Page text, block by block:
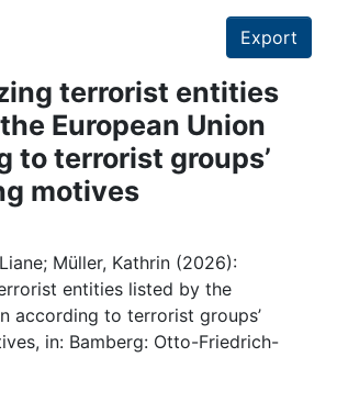
Export
terrorist entities
European Union
to terrorist groups’
motives
Müller, Kathrin (2026):
entities listed by the
according to terrorist groups’
in: Bamberg: Otto-Friedrich-